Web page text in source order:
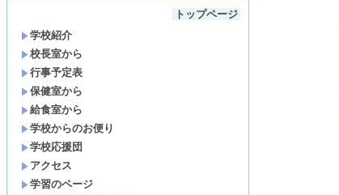
トップページ
学校紹介
校長室から
行事予定表
保健室から
給食室から
学校からのお便り
学校応援団
アクセス
学習のページ